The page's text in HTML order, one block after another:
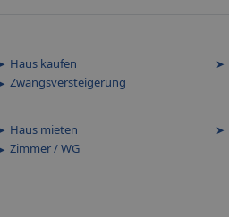
Haus kaufen
Zwangsversteigerung
Haus mieten
Zimmer / WG